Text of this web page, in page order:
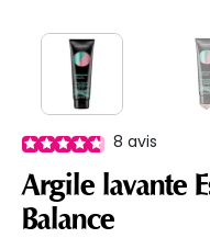
8 avis
Argile lavante
Balance